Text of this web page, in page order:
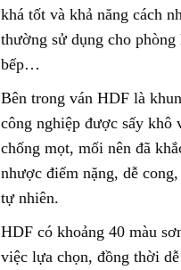
khá tốt và khả năng cách
thường sử dụng cho phòng
bếp…
Bên trong ván HDF là
công nghiệp được sấy khô
chống mọt, mối nên đã
nhược điểm nặng, dễ
tự nhiên.
HDF có khoảng 40 màu
việc lựa chọn, đồng thời